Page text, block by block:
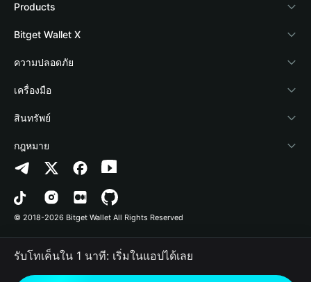
เกี่ยวกับ Bitget Wallet
Blog
Academy
ข่าวสารด้านคริปโต
ศูนย์ช่วยเหลือ
ติดต่อเรา
ทรัพยากรข้อมูลของแบรนด์
อาชีพ
Products
Crypto Card
Stablecoin Earn
Payfi Crypto
Crypto Swap API
Altcoin Season Index
Prediction Markets
DApp
RWA
Bitget Wallet X
นักพัฒนา
เชื่อมต่อ Wallet
Bitget Wallet Pay
ลิสต์โปรเจกต์
ความปลอดภัย
Protection Fund
เทคโนโลยีความปลอดภัย
เครื่องมือ
ซื้อคริปโต
การตรวจจับการอนุญาต
การตรวจจับสัญญา
การโอนเป็นชุด
สินทรัพย์
Arbitrum
Avalanche
Bitcoin
Polygon
กฎหมาย
นโยบายความเป็นส่วนตัว
ข้อตกลงในการใช้บริการ
© 2018-2026 Bitget Wallet All Rights Reserved
รับโทเค็นใน 1 นาที: เริ่มในแอปได้เลย